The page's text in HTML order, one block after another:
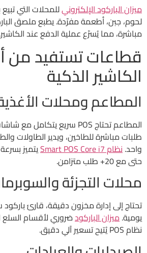
ميزان الباركود الإلكترونيللمحلات التي
لحوم، جبن، أطعمة مفرّدة. يطبع ملصق
مباشرة، مما يُسرّع عملية الدفع عند الكاشير.
قطاعات تستفيد من
الكاشير الذكية
المطاعم ومحلات
طلبات مباشرة للطاخين، ويدير الطاولات
واحد.نظام Smart POS Core i7
يتميز
حتى مع 20+ طلب متزامن.
محلات التجزئة
تحتاج إلى إدارة مخزون دقيقة، قارئ باركود
يومية.ميزان الباركودضروري لأقسام السلع
نظام POS يُتيح تسعير آلي دقيق.